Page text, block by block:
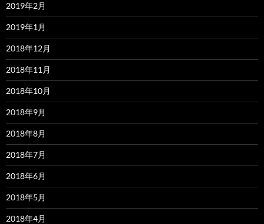
2019年2月
2019年1月
2018年12月
2018年11月
2018年10月
2018年9月
2018年8月
2018年7月
2018年6月
2018年5月
2018年4月